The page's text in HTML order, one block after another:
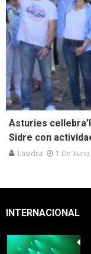
Asturies
Sidre con
Lasidra 1 De
INTERNACIONAL